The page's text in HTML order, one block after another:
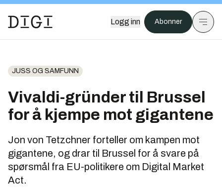
Logg inn Abonner
JUSS OG SAMFUNN
Vivaldi-gründer til Brussel
for å kjempe mot gigantene
Jon von Tetzchner forteller om kampen mot
gigantene, og drar til Brussel for å svare på
spørsmål fra EU-politikere om Digital Market
Act.